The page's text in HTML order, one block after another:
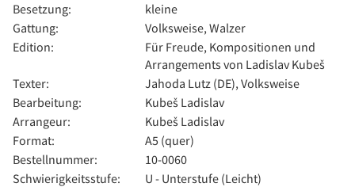
Besetzung:
kleine
Gattung:
Volksweise, Walzer
Edition:
Für Freude, Kompositionen und
Arrangements von Ladislav Kubeš
Texter:
Jahoda Lutz (DE), Volksweise
Bearbeitung:
Kubeš Ladislav
Arrangeur:
Kubeš Ladislav
Format:
A5 (quer)
Bestellnummer:
10-0060
Schwierigkeitsstufe:
U - Unterstufe (Leicht)